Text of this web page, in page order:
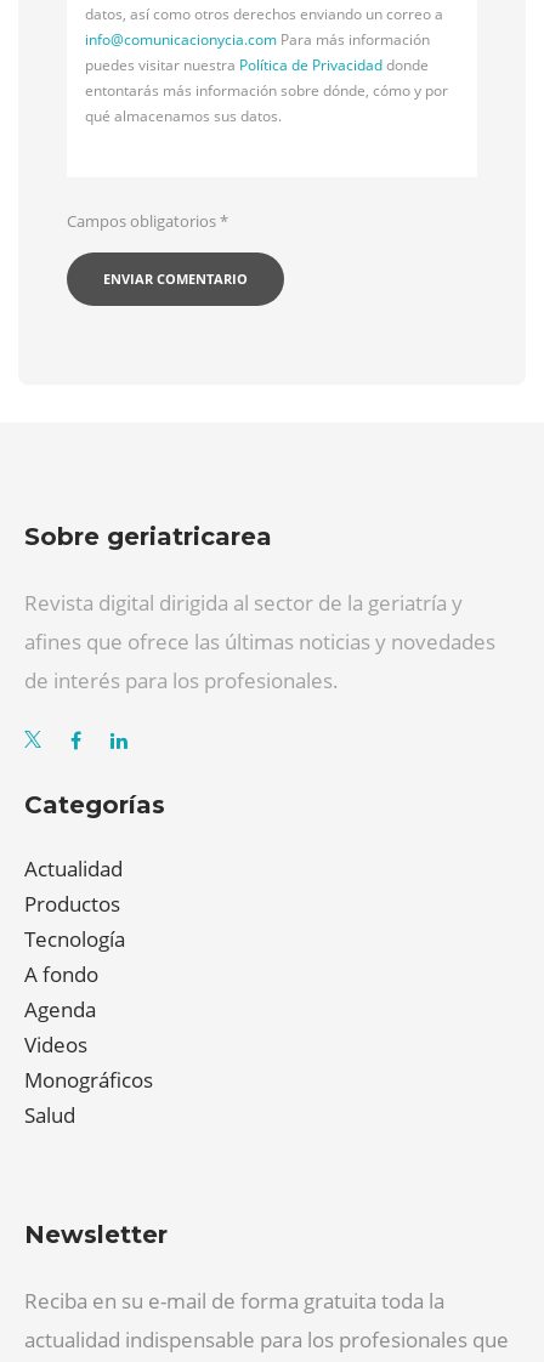
datos, así como otros derechos enviando un correo a
info@comunicacionycia.com Para más información
puedes visitar nuestra Política de Privacidaddonde
entontarás más información sobre dónde, cómo y por
qué almacenamos sus datos.
Campos obligatorios*
Sobre geriatricarea
Revista digital dirigida al sector de la geriatría y
afines que ofrece las últimas noticias y novedades
de interés para los profesionales.
Categorías
Actualidad
Productos
Tecnología
A fondo
Agenda
Videos
Monográficos
Salud
Newsletter
Reciba en su e-mail de forma gratuita toda la
actualidad indispensable para los profesionales que